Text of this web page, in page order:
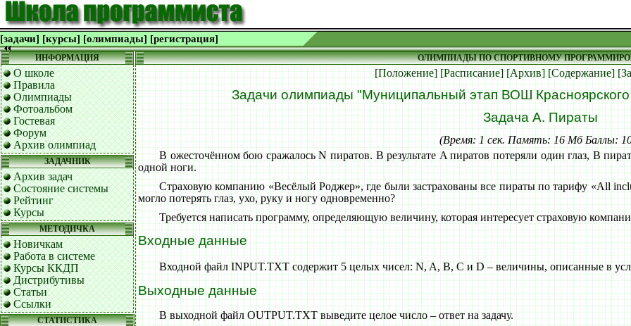
[задачи] [курсы] [олимпиады] [регистрация]
ИНФОРМАЦИЯ
О школе
Правила
Олимпиады
Фотоальбом
Гостевая
Форум
Архив олимпиад
ЗАДАЧНИК
Архив задач
Состояние системы
Рейтинг
Курсы
МЕТОДИЧКА
Новичкам
Работа в системе
Курсы ККДП
Дистрибутивы
Статьи
Ссылки
СТАТИСТИКА
ОЛИМПИАДЫ ПО СПОРТИВНОМУ
[Положение] [Расписание] [Архив] [Содержание]
Задачи олимпиады "Муниципальный этап ВОШ
Задача A. Пираты
(Время: 1 сек. Память: 16 Мб Баллы:
В ожесточённом бою сражалось N пиратов. В результате A пиратов потеряли один глаз, B
одной ноги.
Страховую компанию «Весёлый Роджер», где были застрахованы все пираты по тарифу «All
могло потерять глаз, ухо, руку и ногу одновременно?
Требуется написать программу, определяющую величину, которая интересует страховую
Входные данные
Входной файл INPUT.TXT содержит 5 целых чисел: N, A, B, C и D – величины, описанные в
Выходные данные
В выходной файл OUTPUT.TXT выведите целое число – ответ на задачу.